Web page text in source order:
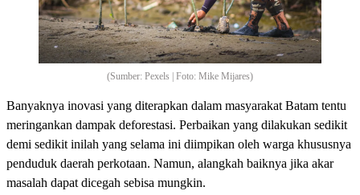
(Sumber: Pexels | Foto: Mike Mijares)
Banyaknya inovasi yang diterapkan dalam masyarakat Batam tentu
meringankan dampak deforestasi. Perbaikan yang dilakukan sedikit
demi sedikit inilah yang selama ini diimpikan oleh warga khususnya
penduduk daerah perkotaan. Namun, alangkah baiknya jika akar
masalah dapat dicegah sebisa mungkin.